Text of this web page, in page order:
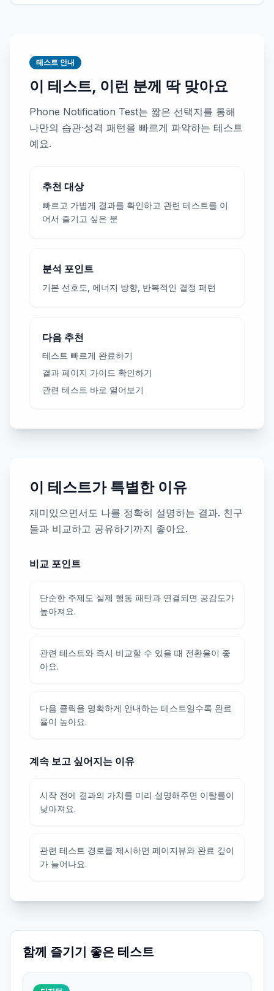
테스트 안내
이 테스트, 이런 분께 딱 맞아요
Phone Notification Test는 짧은 선택지를 통해
나만의 습관·성격 패턴을 빠르게 파악하는 테스트
예요.
추천 대상
빠르고 가볍게 결과를 확인하고 관련 테스트를 이
어서 즐기고 싶은 분
분석 포인트
기본 선호도, 에너지 방향, 반복적인 결정 패턴
다음 추천
테스트 빠르게 완료하기
결과 페이지 가이드 확인하기
관련 테스트 바로 열어보기
이 테스트가 특별한 이유
재미있으면서도 나를 정확히 설명하는 결과. 친구
들과 비교하고 공유하기까지 좋아요.
비교 포인트
단순한 주제도 실제 행동 패턴과 연결되면 공감도가
높아져요.
관련 테스트와 즉시 비교할 수 있을 때 전환율이 좋
아요.
다음 클릭을 명확하게 안내하는 테스트일수록 완료
율이 높아요.
계속 보고 싶어지는 이유
시작 전에 결과의 가치를 미리 설명해주면 이탈률이
낮아져요.
관련 테스트 경로를 제시하면 페이지뷰와 완료 깊이
가 늘어나요.
함께 즐기기 좋은 테스트